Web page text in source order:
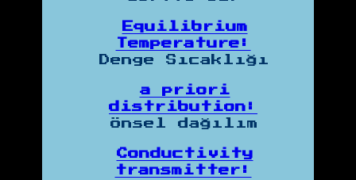
Equilibrium
Temperature:
Denge Sıcaklığı
a priori
distribution:
önsel dağılım
Conductivity
transmitter: